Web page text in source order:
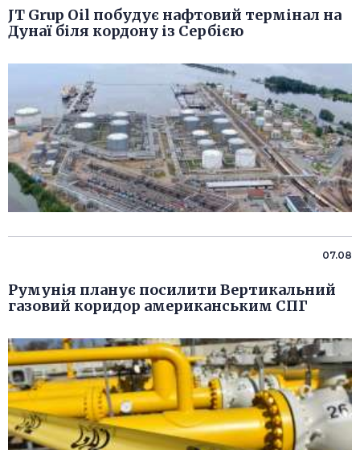
JT Grup Oil побудує нафтовий термінал на
Дунаї біля кордону із Сербією
07.08
Румунія планує посилити Вертикальний
газовий коридор американським СПГ